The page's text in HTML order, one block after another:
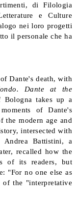
di Filologia
e Culture
nei loro progetti
il personale che ha
Dante's death, with
Dante at the
Bologna takes up a
of Dante's
the modern age and
intersected with
Andrea Battistini, a
recalled how the
of its readers, but
"For no one else as
of the "interpretative